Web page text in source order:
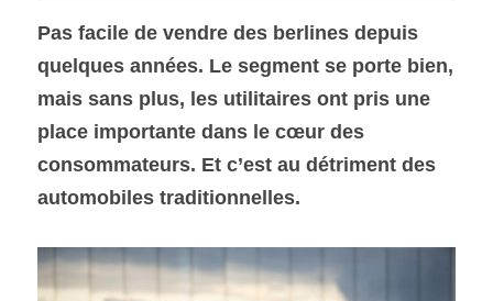
Assurance
Rechercher
SOUMISSION RAPIDE
Pas facile de vendre des berlines depuis
quelques années. Le segment se porte bien,
mais sans plus, les utilitaires ont pris une
place importante dans le cœur des
consommateurs. Et c’est au détriment des
automobiles traditionnelles.